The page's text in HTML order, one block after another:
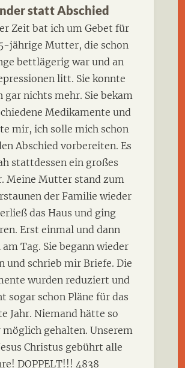
statt Abschied
Zeit bat ich um Gebet für
jährige Mutter, die schon
bettlägerig war und an
litt. Sie konnte
gar nichts mehr. Sie bekam
Medikamente und
mir, ich solle mich schon
Abschied vorbereiten. Es
stattdessen ein großes
Meine Mutter stand zum
der Familie wieder
das Haus und ging
Erst einmal und dann
Tag. Sie begann wieder
und schrieb mir Briefe. Die
wurden reduziert und
sogar schon Pläne für das
Jahr. Niemand hätte so
gehalten. Unserem
Christus gebührt alle
DOPPELT!!! 4838